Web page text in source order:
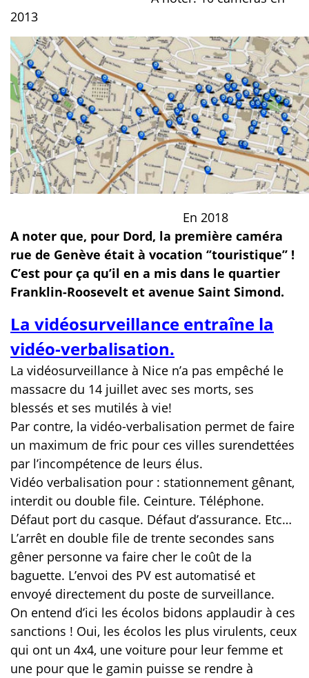
2013
En 2018
A noter que, pour Dord, la première caméra
rue de Genève était à vocation ‘’touristique’’ !
C’est pour ça qu’il en a mis dans le quartier
Franklin-Roosevelt et avenue Saint Simond.
La vidéosurveillance entraîne la
vidéo-verbalisation.
La vidéosurveillance à Nice n’a pas empêché le
massacre du 14 juillet avec ses morts, ses
blessés et ses mutilés à vie!
Par contre, la vidéo-verbalisation permet de faire
un maximum de fric pour ces villes surendettées
par l’incompétence de leurs élus.
Vidéo verbalisation pour : stationnement gênant,
interdit ou double file. Ceinture. Téléphone.
Défaut port du casque. Défaut d’assurance. Etc…
L’arrêt en double file de trente secondes sans
gêner personne va faire cher le coût de la
baguette. L’envoi des PV est automatisé et
envoyé directement du poste de surveillance.
On entend d’ici les écolos bidons applaudir à ces
sanctions ! Oui, les écolos les plus virulents, ceux
qui ont un 4x4, une voiture pour leur femme et
une pour que le gamin puisse se rendre à